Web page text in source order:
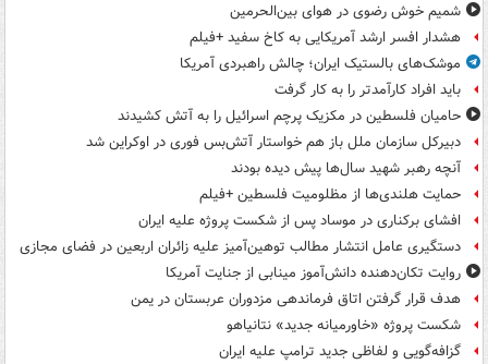
شمیم خوش رضوی در هوای بین‌الحرمین
هشدار افسر ارشد آمریکایی به کاخ سفید +فیلم
موشک‌های بالستیک ایران؛ چالش راهبردی آمریکا
باید افراد کارآمدتر را به کار گرفت
حامیان فلسطین در مکزیک پرچم اسرائیل را به آتش کشیدند
دبیرکل سازمان ملل باز هم خواستار آتش‌بس فوری در اوکراین شد
آنچه رهبر شهید سال‌ها پیش دیده بودند
حمایت هلندی‌ها از مظلومیت فلسطین +فیلم
افشای برکناری در موساد پس از شکست پروژه علیه ایران
دستگیری عامل انتشار مطالب توهین‌آمیز علیه زائران اربعین در فضای مجازی
روایت تکان‌دهنده دانش‌آموز مینابی از جنایت آمریکا
هدف قرار گرفتن اتاق‌ فرماندهی مزدوران عربستان در یمن
شکست پروژه «خاورمیانه جدید» نتانیاهو
گزافه‌گویی و لفاظی جدید ترامپ علیه ایران